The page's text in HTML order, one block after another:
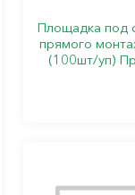
Площадка под
прямого
(100шт/уп)